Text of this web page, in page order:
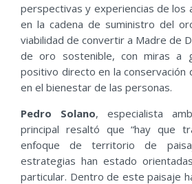
perspectivas y experiencias de los
en la cadena de suministro del
viabilidad de convertir a Madre de
de oro sostenible, con miras a
positivo directo en la conservación
en el bienestar de las personas.
Pedro Solano, especialista
principal resaltó que “hay que
enfoque de territorio de
estrategias han estado
particular. Dentro de este paisaje